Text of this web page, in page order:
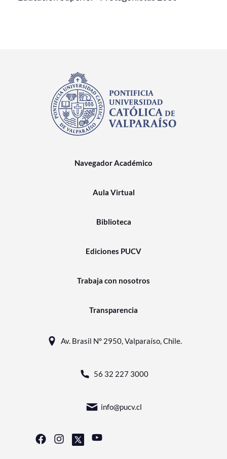
Navegador Académico
Aula Virtual
Biblioteca
Ediciones PUCV
Trabaja con nosotros
Transparencia
Av. Brasil N° 2950, Valparaíso, Chile.
56 32 227 3000
info@pucv.cl